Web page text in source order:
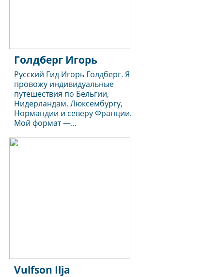
Голдберг Игорь
Русский Гид Игорь Голдберг. Я
провожу индивидуальные
путешествия по Бельгии,
Нидерландам, Люксембургу,
Нормандии и северу Франции.
Мой формат —...
Vulfson Ilja